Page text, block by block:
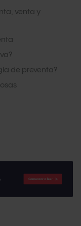
venta y
de preventa?